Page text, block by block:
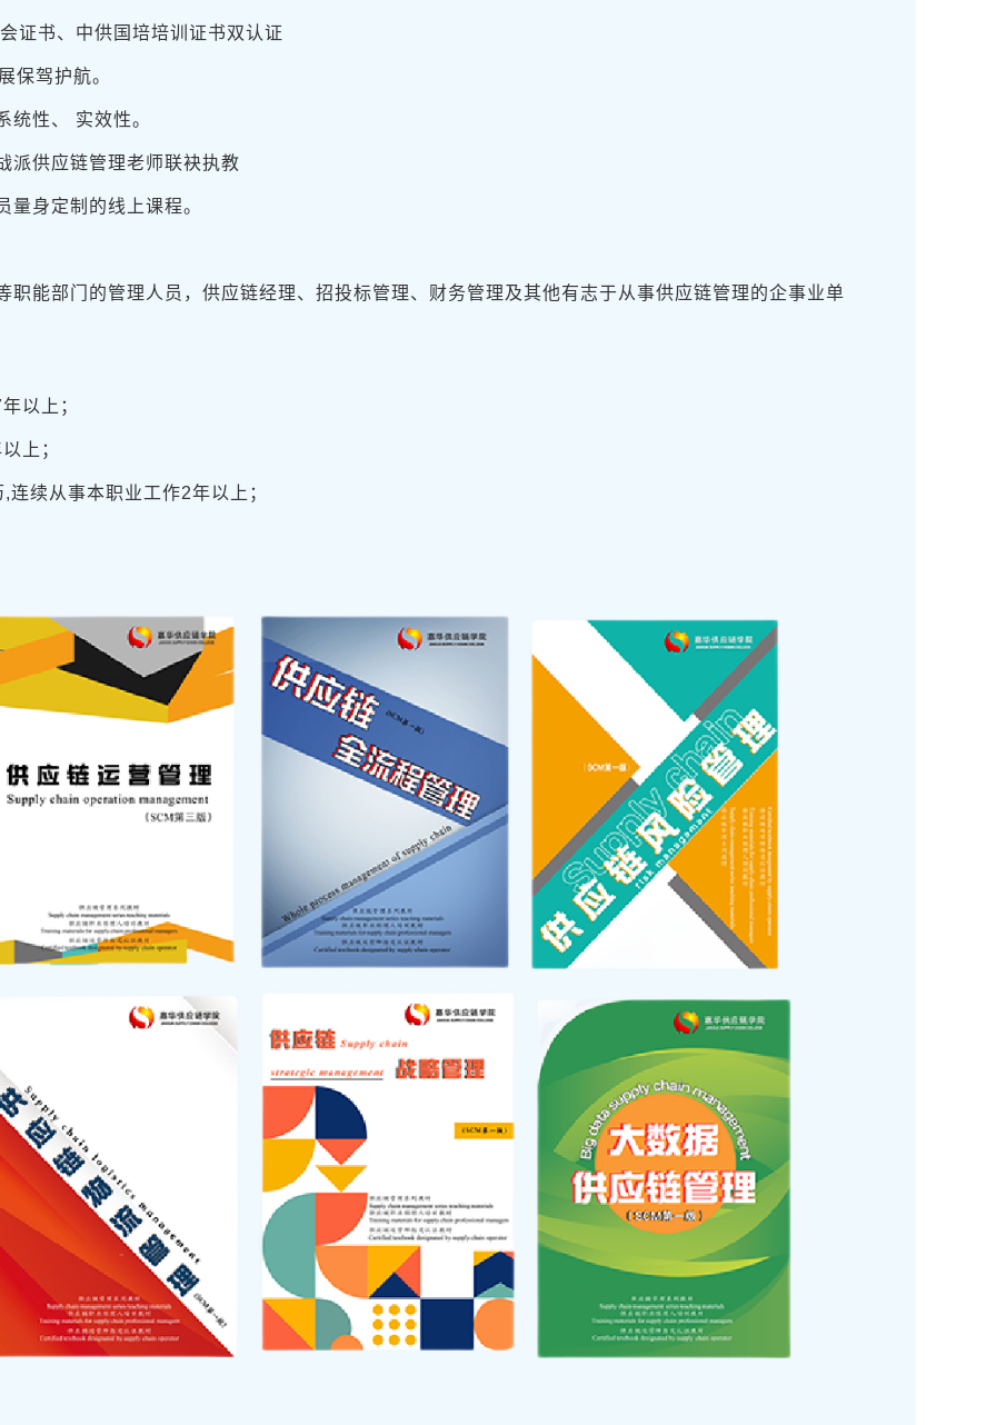
证书、中供国培培训证书双认证
保驾护航。
统性、 实效性。
派供应链管理老师联袂执教
身定制的线上课程。
职能部门的管理人员，供应链经理、招投标管理、财务管理及其他有志于从事供应链管理的企事业单
以上；
上；
续从事本职业工作2年以上；